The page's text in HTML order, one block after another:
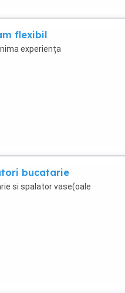
flexibil
experiența
bucatarie
si spalator vase(oale